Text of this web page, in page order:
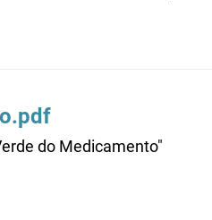
do Medicamento"